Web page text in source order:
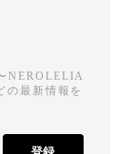
NEROLELIA
の最新情報を